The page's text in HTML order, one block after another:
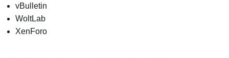
vBulletin
WoltLab
XenForo